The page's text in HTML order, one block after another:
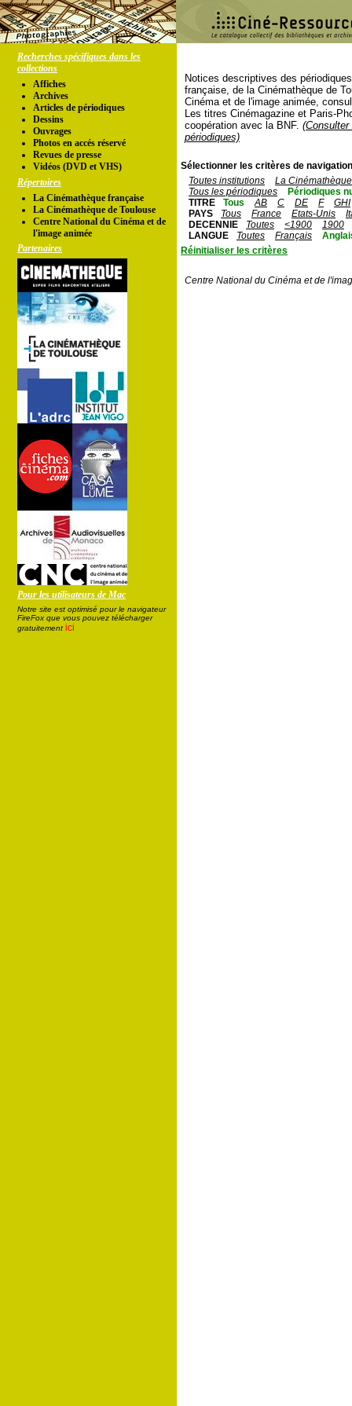
Recherches spécifiques dans les
collections
Affiches
Archives
Articles de périodiques
Dessins
Ouvrages
Photos en accés réservé
Revues de presse
Vidéos (DVD et VHS)
Répertoires
La Cinémathèque française
La Cinémathèque de Toulouse
Centre National du Cinéma et de
l'image animée
Partenaires
Pour les utilisateurs de Mac
Notre site est optimisé pour le navigateur
FireFox que vous pouvez télécharger
gratuitement ici
Notices descriptives des
française, de la Cinémathèque de
Cinéma et de l'image animée,
Les titres Cinémagazine et Paris-
coopération avec la BNF.
périodiques)
Sélectionner les critères de
Toutes institutions
La
Tous les périodiques
Périodiques
TITRE
Tous AB C DE F
GHI
PAYS
Tous France Etats-Unis
DECENNIE
Toutes <1900
1900
LANGUE
Toutes Français
Réinitialiser les critères
Centre National du Cinéma et de